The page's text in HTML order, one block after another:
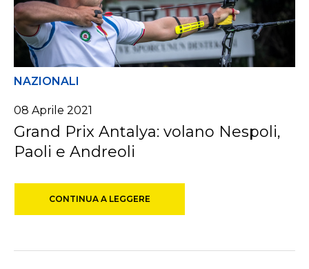
NAZIONALI
08 Aprile 2021
Grand Prix Antalya: volano Nespoli,
Paoli e Andreoli
CONTINUA A LEGGERE